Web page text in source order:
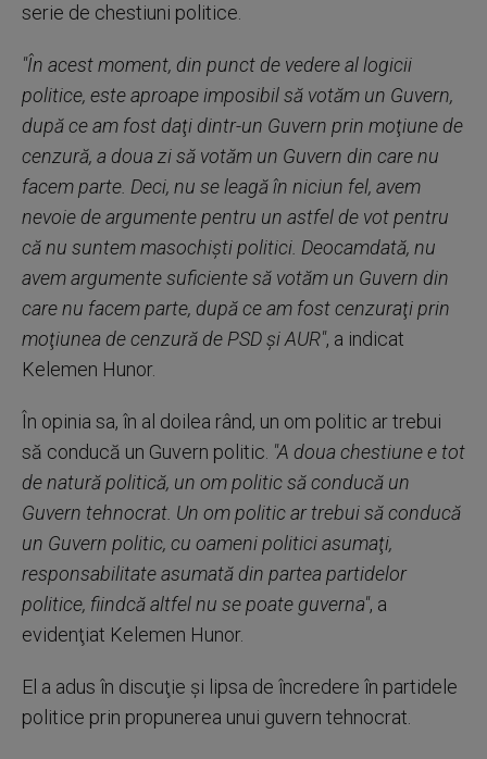
serie de chestiuni politice.
"În acest moment, din punct de vedere al logicii
politice, este aproape imposibil să votăm un Guvern,
după ce am fost daţi dintr-un Guvern prin moţiune de
cenzură, a doua zi să votăm un Guvern din care nu
facem parte. Deci, nu se leagă în niciun fel, avem
nevoie de argumente pentru un astfel de vot pentru
că nu suntem masochişti politici. Deocamdată, nu
avem argumente suficiente să votăm un Guvern din
care nu facem parte, după ce am fost cenzuraţi prin
moţiunea de cenzură de PSD şi AUR", a indicat
Kelemen Hunor.
În opinia sa, în al doilea rând, un om politic ar trebui
să conducă un Guvern politic. "A doua chestiune e tot
de natură politică, un om politic să conducă un
Guvern tehnocrat. Un om politic ar trebui să conducă
un Guvern politic, cu oameni politici asumaţi,
responsabilitate asumată din partea partidelor
politice, fiindcă altfel nu se poate guverna", a
evidenţiat Kelemen Hunor.
El a adus în discuţie şi lipsa de încredere în partidele
politice prin propunerea unui guvern tehnocrat.